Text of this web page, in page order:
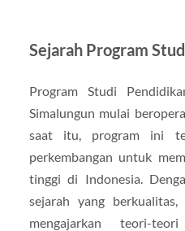
Sejarah Program
Program Studi
Simalungun mulai
saat itu, program ini
perkembangan untuk
tinggi di Indonesia.
sejarah yang
mengajarkan teori-